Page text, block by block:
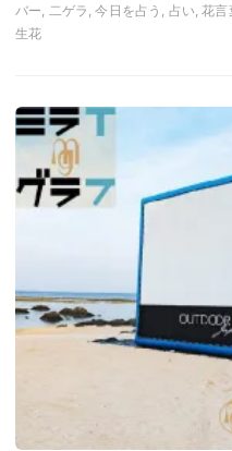
バー, 二ゲラ, 今日を占う, 占い, 花
生花